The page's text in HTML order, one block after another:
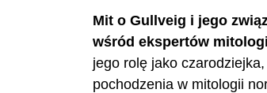
Mit o Gullveig i jego
wśród ekspertów
jego rolę jako
pochodzenia w mitologii